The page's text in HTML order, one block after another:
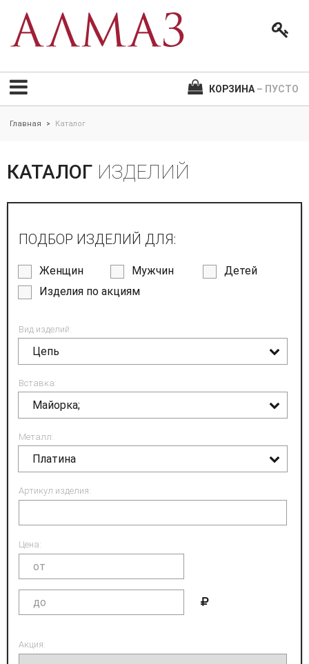
КОРЗИНА – ПУСТО
Главная > Каталог
КАТАЛОГ ИЗДЕЛИЙ
ПОДБОР ИЗДЕЛИЙ ДЛЯ:
Женщин Мужчин
Детей
Изделия по акциям
Вид изделий:
Цепь
Вставка:
Майорка;
Металл:
Платина
Артикул изделия:
Цена:
Акция: